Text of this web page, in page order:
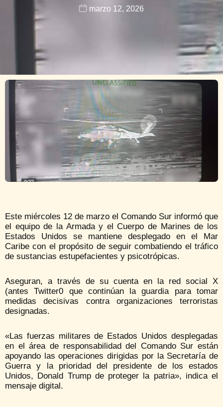
marzo 12, 2026
Este miércoles 12 de marzo el Comando Sur informó que
el equipo de la Armada y el Cuerpo de Marines de los
Estados Unidos se mantiene desplegado en el Mar
Caribe con el propósito de seguir combatiendo el tráfico
de sustancias estupefacientes y psicotrópicas.
Aseguran, a través de su cuenta en la red social X
(antes Twitter0 que continúan la guardia para tomar
medidas decisivas contra organizaciones terroristas
designadas.
«Las fuerzas militares de Estados Unidos desplegadas
en el área de responsabilidad del Comando Sur están
apoyando las operaciones dirigidas por la Secretaría de
Guerra y la prioridad del presidente de los estados
Unidos, Donald Trump de proteger la patria», indica el
mensaje digital.